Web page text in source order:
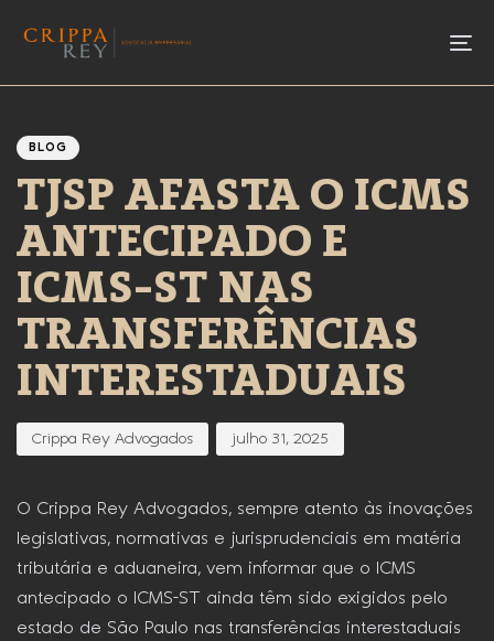
BLOG
TJSP AFASTA O ICMS
ANTECIPADO E
ICMS-ST NAS
TRANSFERÊNCIAS
INTERESTADUAIS
Crippa Rey Advogados julho 31, 2025
O Crippa Rey Advogados, sempre atento às inovações
legislativas, normativas e jurisprudenciais em matéria
tributária e aduaneira, vem informar que o ICMS
antecipado o ICMS-ST ainda têm sido exigidos pelo
estado de São Paulo nas transferências interestaduais